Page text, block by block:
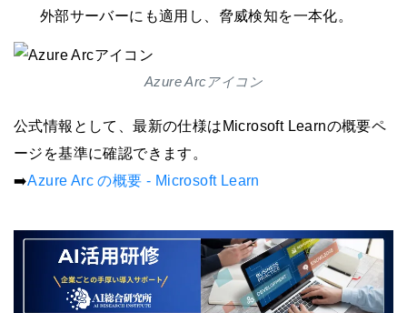
外部サーバーにも適用し、脅威検知を一本化。
Azure Arcアイコン
公式情報として、最新の仕様はMicrosoft Learnの概要ペ
ージを基準に確認できます。
➡️Azure Arc の概要 - Microsoft Learn